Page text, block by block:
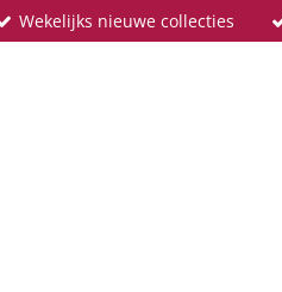
Wekelijks nieuwe collecties